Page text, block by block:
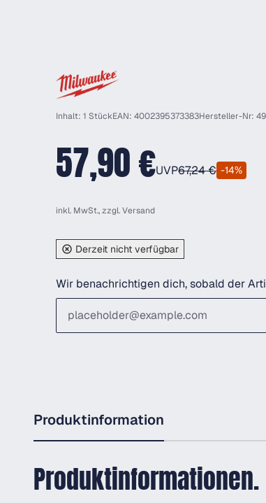
Inhalt: 1 StückEAN: 4002395373383Hersteller-Nr:
57,90 €UVP67,24 € -14%
inkl. MwSt., zzgl.Versand
Derzeit nicht verfügbar
Wir benachrichtigen dich, sobald der
Produktinformation
Produktinformationen.